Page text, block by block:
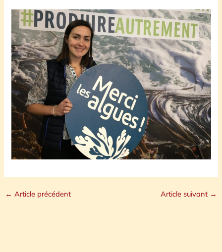
← Article précédent Article suivant →